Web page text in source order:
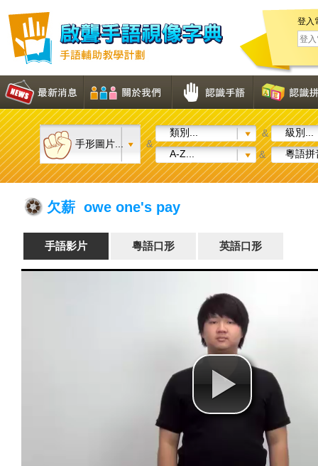
登入
手形圖片... &
類別... &
級別...
A-Z...
& 粵語拼
欠薪 owe one's pay
手語影片 粵語口形 英語口形